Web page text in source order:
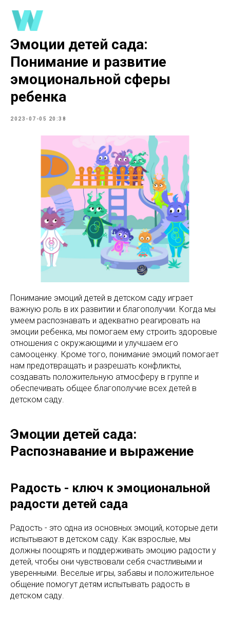
Эмоции детей сада:
Понимание и развитие
эмоциональной сферы
ребенка
2023-07-05 20:38
Понимание эмоций детей в детском саду играет
важную роль в их развитии и благополучии. Когда мы
умеем распознавать и адекватно реагировать на
эмоции ребенка, мы помогаем ему строить здоровые
отношения с окружающими и улучшаем его
самооценку. Кроме того, понимание эмоций помогает
нам предотвращать и разрешать конфликты,
создавать положительную атмосферу в группе и
обеспечивать общее благополучие всех детей в
детском саду.
Эмоции детей сада:
Распознавание и выражение
Радость - ключ к эмоциональной
радости детей сада
Радость - это одна из основных эмоций, которые дети
испытывают в детском саду. Как взрослые, мы
должны поощрять и поддерживать эмоцию радости у
детей, чтобы они чувствовали себя счастливыми и
уверенными. Веселые игры, забавы и положительное
общение помогут детям испытывать радость в
детском саду.